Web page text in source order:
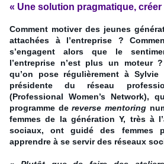
« Une solution pragmatique,
Comment motiver des jeunes
attachées à l’entreprise ?
s’engagent alors que le
l’entreprise n’est plus un moteur
qu’on pose régulièrement à Sylvie
présidente du réseau
(Professional Women’s Network),
programme dereverse mentoring
femmes de la génération Y, très à
sociaux, ont guidé des femmes
apprendre à se servir des réseaux